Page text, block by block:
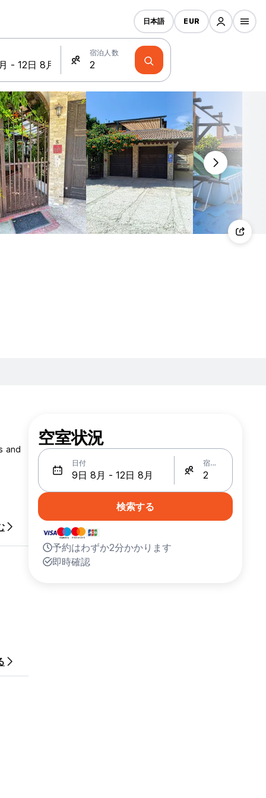
宿泊人数
日本語 EUR
and 空室状況
日付 宿泊人数
検索する
予約はわずか2分かかります
即時確認